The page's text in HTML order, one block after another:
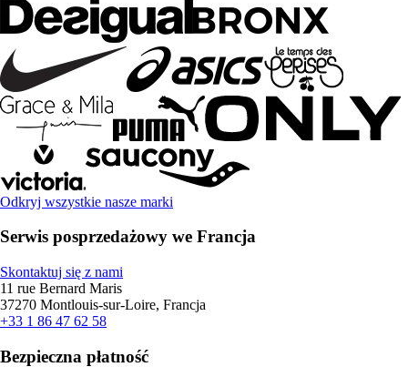
Odkryj wszystkie nasze marki
Serwis posprzedażowy we Francja
Skontaktuj się z nami
11 rue Bernard Maris
37270 Montlouis-sur-Loire, Francja
+33 1 86 47 62 58
Bezpieczna płatność